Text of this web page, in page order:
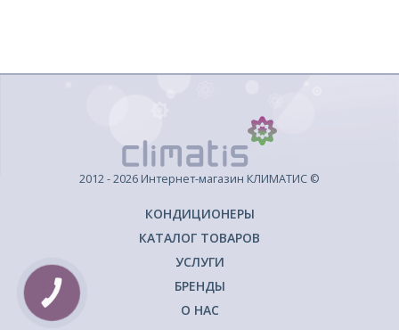
2012 - 2026 Интернет-магазин КЛИМАТИС ©
КОНДИЦИОНЕРЫ
КАТАЛОГ ТОВАРОВ
УСЛУГИ
БРЕНДЫ
О НАС
КНОПКА
ЗВ'ЯЗКУ